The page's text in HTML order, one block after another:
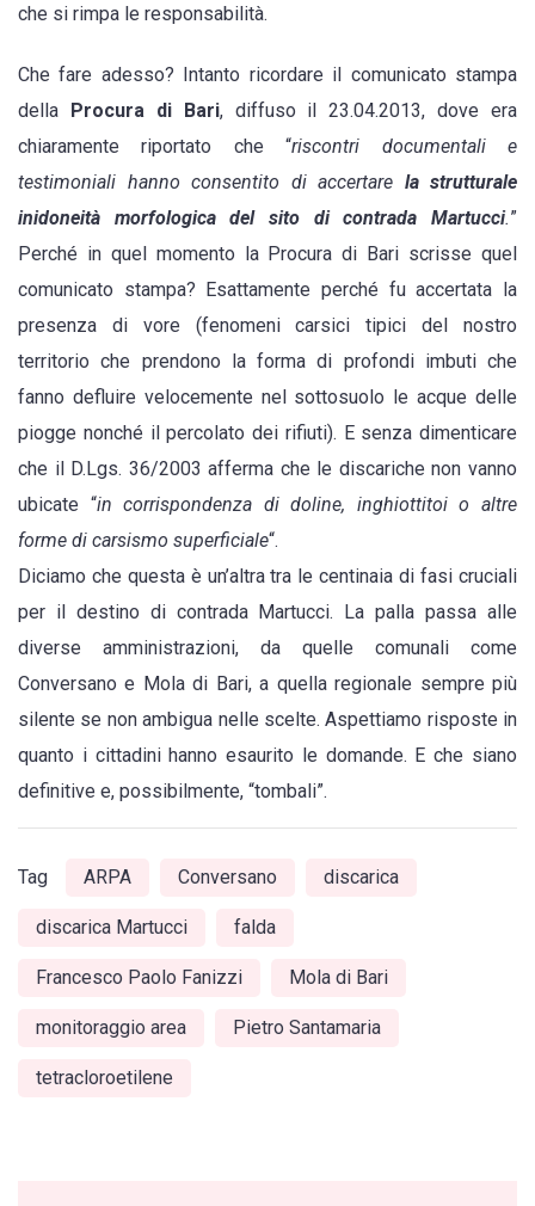
che si rimpa le responsabilità.
Che fare adesso? Intanto ricordare il comunicato stampa
della Procura di Bari, diffuso il 23.04.2013, dove era
chiaramente riportato che “riscontri documentali e
testimoniali hanno consentito di accertare la strutturale
inidoneità morfologica del sito di contrada Martucci.”
Perché in quel momento la Procura di Bari scrisse quel
comunicato stampa? Esattamente perché fu accertata la
presenza di vore (fenomeni carsici tipici del nostro
territorio che prendono la forma di profondi imbuti che
fanno defluire velocemente nel sottosuolo le acque delle
piogge nonché il percolato dei rifiuti). E senza dimenticare
che il D.Lgs. 36/2003 afferma che le discariche non vanno
ubicate “in corrispondenza di doline, inghiottitoi o altre
forme di carsismo superficiale“.
Diciamo che questa è un’altra tra le centinaia di fasi cruciali
per il destino di contrada Martucci. La palla passa alle
diverse amministrazioni, da quelle comunali come
Conversano e Mola di Bari, a quella regionale sempre più
silente se non ambigua nelle scelte. Aspettiamo risposte in
quanto i cittadini hanno esaurito le domande. E che siano
definitive e, possibilmente, “tombali”.
Tag ARPA Conversano discarica
discarica Martucci falda
Francesco Paolo Fanizzi Mola di Bari
monitoraggio area Pietro Santamaria
tetracloroetilene